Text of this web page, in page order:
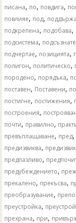
писана, по, повдига,
повлияе, под,
подкрепена, подобава,
подсистема,
подчертае, позицията,
полигон, политическо,
породено, порядъка,
поставен, Поставени,
постигне, постижения,
построения,
почти, правилно,
превъплащаване, пред,
предизвиква,
предпазливо,
предубеждението,
прекалено, прекъсва,
преобразувание,
преустройка,
прехрана, при,